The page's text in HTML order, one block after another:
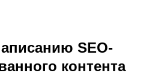
SEO-
контента